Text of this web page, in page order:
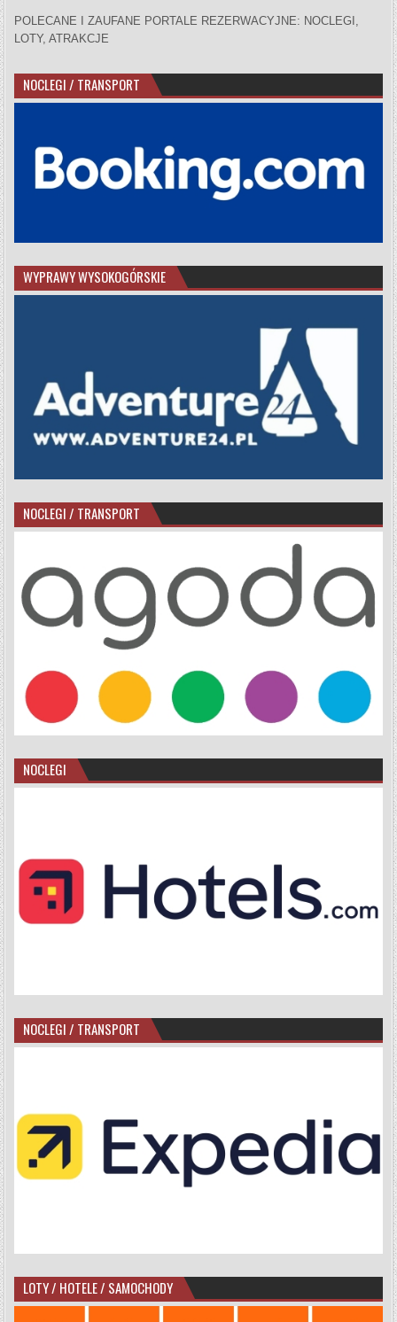
POLECANE I ZAUFANE PORTALE REZERWACYJNE: NOCLEGI,
LOTY, ATRAKCJE
NOCLEGI / TRANSPORT
WYPRAWY WYSOKOGÓRSKIE
NOCLEGI / TRANSPORT
NOCLEGI
NOCLEGI / TRANSPORT
LOTY / HOTELE / SAMOCHODY